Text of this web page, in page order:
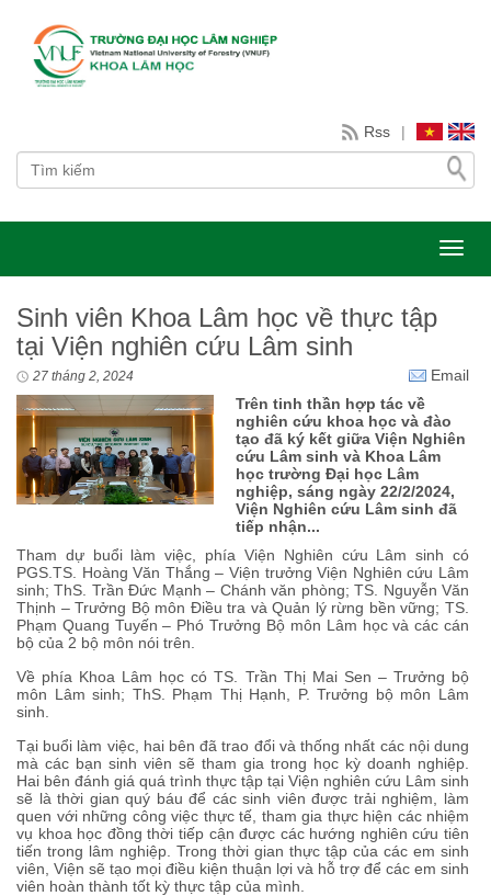
Rss |
Sinh viên Khoa Lâm học về thực tập
tại Viện nghiên cứu Lâm sinh
27 tháng 2, 2024
Email
Trên tinh thần hợp tác về
nghiên cứu khoa học và đào
tạo đã ký kết giữa Viện Nghiên
cứu Lâm sinh và Khoa Lâm
học trường Đại học Lâm
nghiệp, sáng ngày 22/2/2024,
Viện Nghiên cứu Lâm sinh đã
tiếp nhận...
Tham dự buổi làm việc, phía Viện Nghiên cứu Lâm sinh có
PGS.TS. Hoàng Văn Thắng – Viện trưởng Viện Nghiên cứu Lâm
sinh; ThS. Trần Đức Mạnh – Chánh văn phòng; TS. Nguyễn Văn
Thịnh – Trưởng Bộ môn Điều tra và Quản lý rừng bền vững; TS.
Phạm Quang Tuyến – Phó Trưởng Bộ môn Lâm học và các cán
bộ của 2 bộ môn nói trên.
Về phía Khoa Lâm học có TS. Trần Thị Mai Sen – Trưởng bộ
môn Lâm sinh; ThS. Phạm Thị Hạnh, P. Trưởng bộ môn Lâm
sinh.
Tại buổi làm việc, hai bên đã trao đổi và thống nhất các nội dung
mà các bạn sinh viên sẽ tham gia trong học kỳ doanh nghiệp.
Hai bên đánh giá quá trình thực tập tại Viện nghiên cứu Lâm sinh
sẽ là thời gian quý báu để các sinh viên được trải nghiệm, làm
quen với những công việc thực tế, tham gia thực hiện các nhiệm
vụ khoa học đồng thời tiếp cận được các hướng nghiên cứu tiên
tiến trong lâm nghiệp. Trong thời gian thực tập của các em sinh
viên, Viện sẽ tạo mọi điều kiện thuận lợi và hỗ trợ để các em sinh
viên hoàn thành tốt kỳ thực tập của mình.